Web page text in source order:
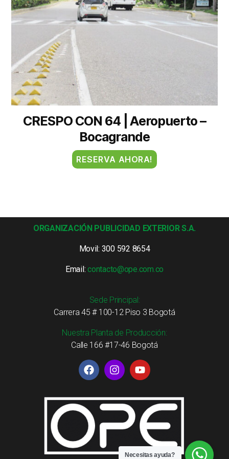
CRESPO CON 64 | Aeropuerto –
Bocagrande
RESERVA AHORA!
ORGANIZACIÓN PUBLICIDAD EXTERIOR S.A.
Movil: 300 592 8654
Email:contacto@ope.com.co
Sede Principal:
Carrera 45 # 100-12 Piso 3 Bogotá
Nuestra Planta de Producción:
Calle 166 #17-46 Bogotá
Necesitas ayuda?